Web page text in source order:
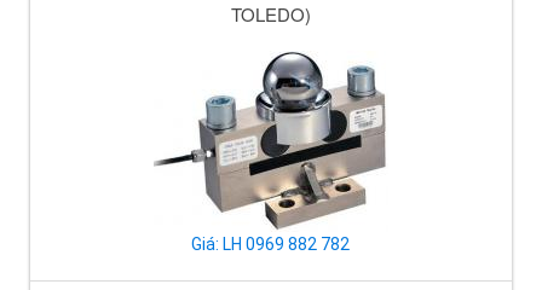
TOLEDO)
Giá: LH 0969 882 782